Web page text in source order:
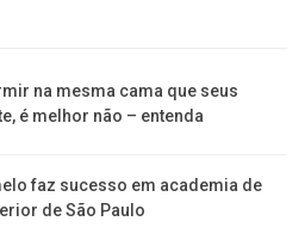
na mesma cama que seus
é melhor não – entenda
faz sucesso em academia de
de São Paulo